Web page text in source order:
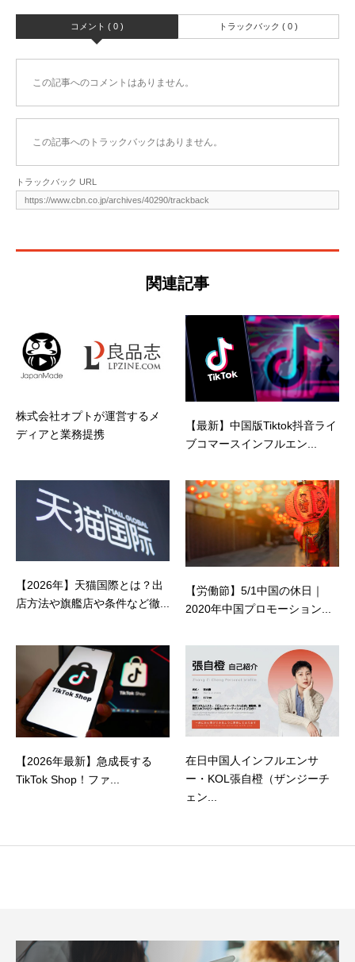
コメント ( 0 ) トラックバック ( 0 )
この記事へのコメントはありません。
この記事へのトラックバックはありません。
トラックバック URL
関連記事
株式会社オプトが運営するメ
ディアと業務提携
【最新】中国版Tiktok抖音ライ
ブコマースインフルエン...
【2026年】天猫国際とは？出
店方法や旗艦店や条件など徹...
【労働節】5/1中国の休日｜
2020年中国プロモーション...
【2026年最新】急成長する
TikTok Shop！ファ...
在日中国人インフルエンサ
ー・KOL張自橙（ザンジーチ
ェン...